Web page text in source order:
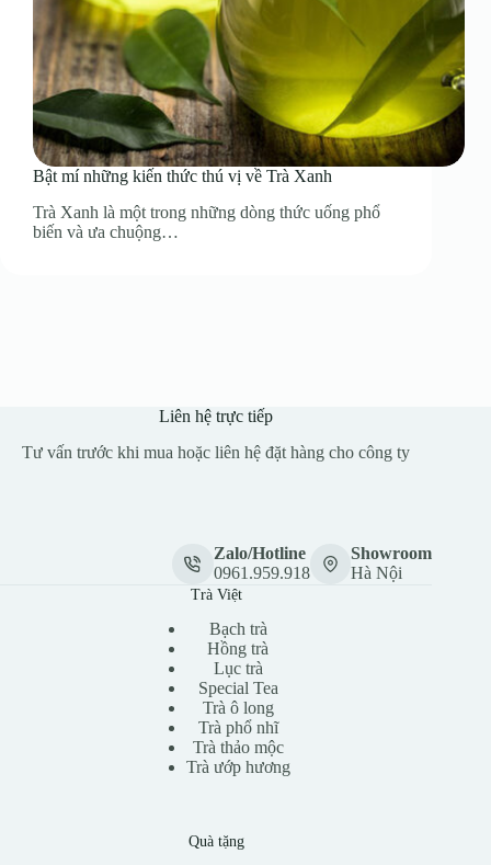
Bật mí những kiến thức thú vị về Trà Xanh
Trà Xanh là một trong những dòng thức uống phổ
biến và ưa chuộng…
Liên hệ trực tiếp
Tư vấn trước khi mua hoặc liên hệ đặt hàng cho công ty
Zalo/Hotline
0961.959.918
Showroom
Hà Nội
Trà Việt
Bạch trà
Hồng trà
Lục trà
Special Tea
Trà ô long
Trà phổ nhĩ
Trà thảo mộc
Trà ướp hương
Quà tặng